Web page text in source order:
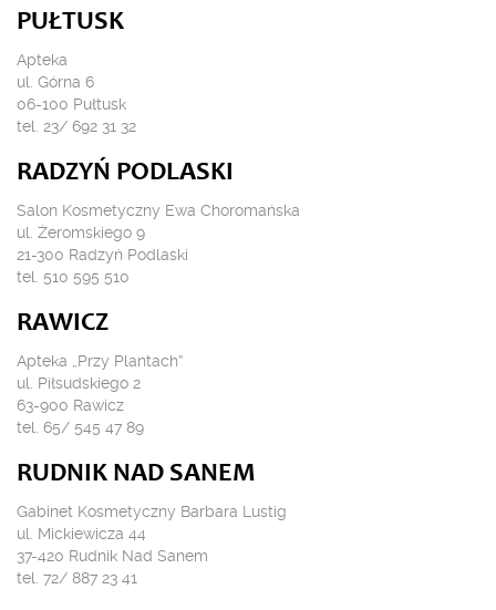
PUŁTUSK
Apteka
ul. Górna 6
06-100 Pułtusk
tel. 23/ 692 31 32
RADZYŃ PODLASKI
Salon Kosmetyczny Ewa Choromańska
ul. Żeromskiego 9
21-300 Radzyń Podlaski
tel. 510 595 510
RAWICZ
Apteka „Przy Plantach”
ul. Piłsudskiego 2
63-900 Rawicz
tel. 65/ 545 47 89
RUDNIK NAD SANEM
Gabinet Kosmetyczny Barbara Lustig
ul. Mickiewicza 44
37-420 Rudnik Nad Sanem
tel. 72/ 887 23 41